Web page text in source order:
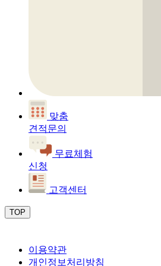
맞춤
견적문의
무료체험
신청
고객센터
TOP
이용약관
개인정보처리방침